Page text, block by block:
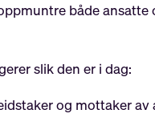
både ansatte
slik den er i dag:
og mottaker